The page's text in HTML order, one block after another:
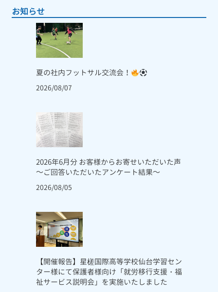
お知らせ
夏の社内フットサル交流会！
2026/08/07
2026年6月分 お客様からお寄せいただいた声
～ご回答いただいたアンケート結果～
2026/08/05
【開催報告】星槎国際高等学校仙台学習セン
ター様にて保護者様向け「就労移行支援・福
祉サービス説明会」を実施いたしました